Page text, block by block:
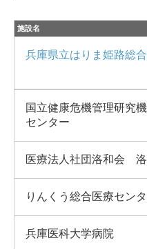
施設名
兵庫県立はりま姫路総
国立健康危機管理研究
センター
医療法人社団洛和会
りんくう総合医療セン
兵庫医科大学病院